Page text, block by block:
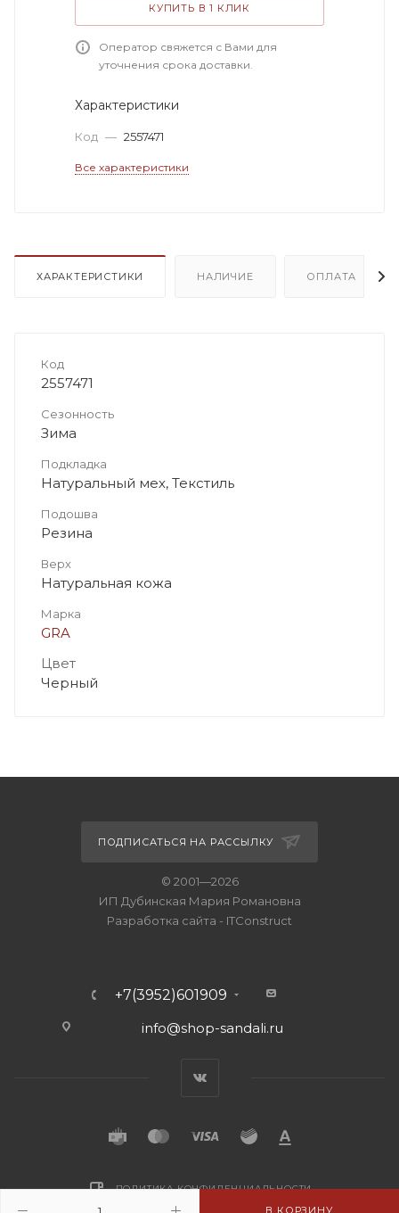
В КОРЗИНУ
КУПИТЬ В 1 КЛИК
Оператор свяжется с Вами для
уточнения срока доставки.
Характеристики
Код — 2557471
Все характеристики
ХАРАКТЕРИСТИКИ НАЛИЧИЕ ОПЛАТА
Код
2557471
Сезонность
Зима
Подкладка
Натуральный мех, Текстиль
Подошва
Резина
Верх
Натуральная кожа
Марка
GRA
Цвет
Черный
ПОДПИСАТЬСЯ НА РАССЫЛКУ
© 2001—2026
ИП Дубинская Мария Романовна
Разработка сайта - ITConstruct
+7(3952)601909
info@shop-sandali.ru
ПОЛИТИКА КОНФИДЕНЦИАЛЬНОСТИ